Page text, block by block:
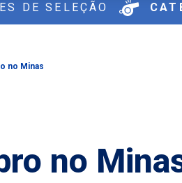
DE SELEÇÃO
no Minas
no